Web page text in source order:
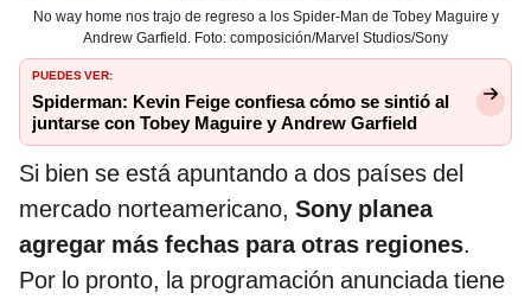
No way home nos trajo de regreso a los Spider-Man de Tobey Maguire y
Andrew Garfield. Foto: composición/Marvel Studios/Sony
PUEDES VER:
Spiderman: Kevin Feige confiesa cómo se sintió al
juntarse con Tobey Maguire y Andrew Garfield
Si bien se está apuntando a dos países del
mercado norteamericano, Sony planea
agregar más fechas para otras regiones.
Por lo pronto, la programación anunciada tiene